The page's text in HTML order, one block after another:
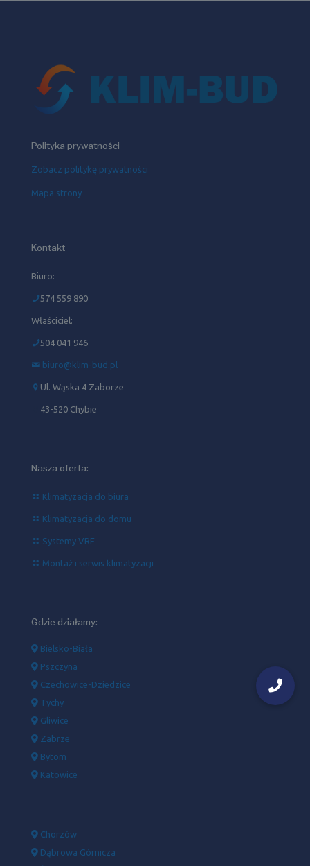
Polityka prywatności
Zobacz politykę prywatności
Mapa strony
Kontakt
Biuro:
574 559 890
Właściciel:
504 041 946‬
biuro@klim-bud.pl
Ul. Wąska 4 Zaborze
43-520 Chybie
Nasza oferta:
Klimatyzacja do biura
Klimatyzacja do domu
Systemy VRF
Montaż i serwis klimatyzacji
Gdzie działamy:
Bielsko-Biała
Pszczyna
Czechowice-Dziedzice
Tychy
Gliwice
Zabrze
Bytom
Katowice
Chorzów
Dąbrowa Górnicza